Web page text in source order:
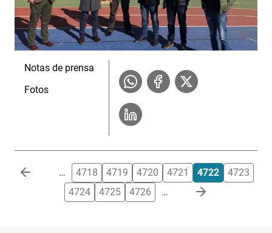
Notas de prensa
Fotos
Paginación … 4718 4719 4720 4721 4722
4723
4724
4725 4726 …